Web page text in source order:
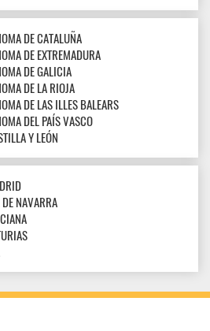
DE CATALUÑA
DE EXTREMADURA
DE GALICIA
DE LA RIOJA
DE LAS ILLES BALEARS
DEL PAÍS VASCO
Y LEÓN
NAVARRA